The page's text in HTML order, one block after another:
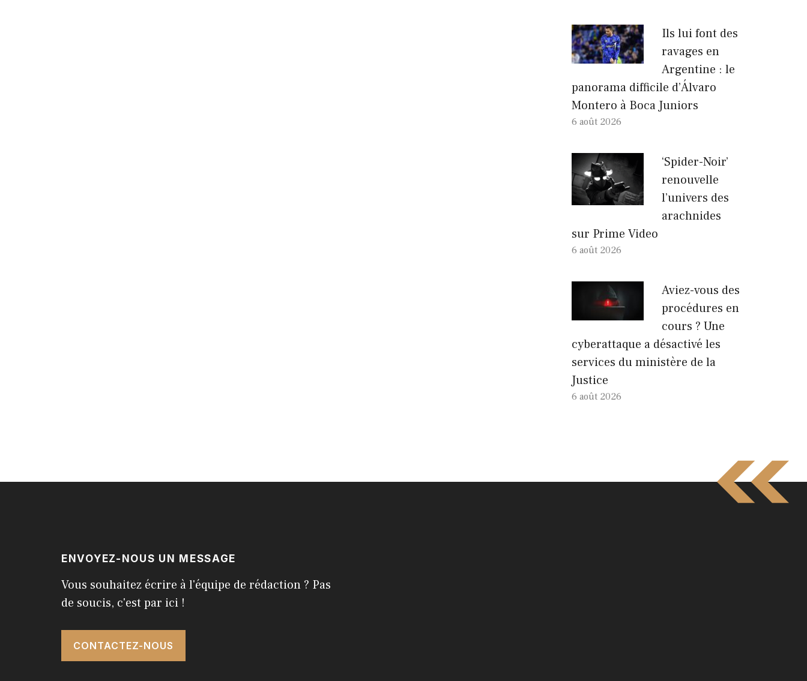
Ils lui font des
ravages en
Argentine : le
panorama difficile d’Álvaro
Montero à Boca Juniors
6 août 2026
‘Spider-Noir’
renouvelle
l’univers des
arachnides
sur Prime Video
6 août 2026
Aviez-vous des
procédures en
cours ? Une
cyberattaque a désactivé les
services du ministère de la
Justice
6 août 2026
ENVOYEZ-NOUS UN MESSAGE
Vous souhaitez écrire à l'équipe de rédaction ? Pas
de soucis, c'est par ici !
CONTACTEZ-NOUS